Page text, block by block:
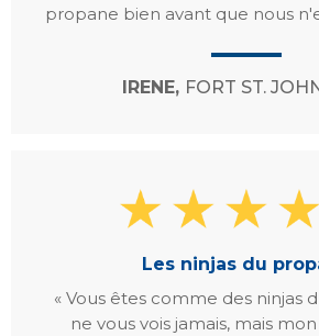
propane bien avant que nous
IRENE, FORT ST.
Les ninjas du
« Vous êtes comme des ninjas
ne vous vois jamais, mais